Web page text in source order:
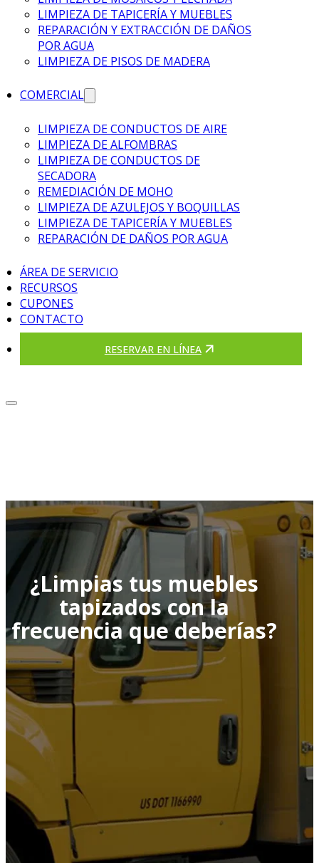
LIMPIEZA DE TAPICERÍA Y MUEBLES
REPARACIÓN Y EXTRACCIÓN DE DAÑOS
POR AGUA
LIMPIEZA DE PISOS DE MADERA
COMERCIAL
LIMPIEZA DE CONDUCTOS DE AIRE
LIMPIEZA DE ALFOMBRAS
LIMPIEZA DE CONDUCTOS DE
SECADORA
REMEDIACIÓN DE MOHO
LIMPIEZA DE AZULEJOS Y BOQUILLAS
LIMPIEZA DE TAPICERÍA Y MUEBLES
REPARACIÓN DE DAÑOS POR AGUA
ÁREA DE SERVICIO
RECURSOS
CUPONES
CONTACTO
RESERVAR EN LÍNEA
¿Limpias tus muebles
tapizados con la
frecuencia que deberías?